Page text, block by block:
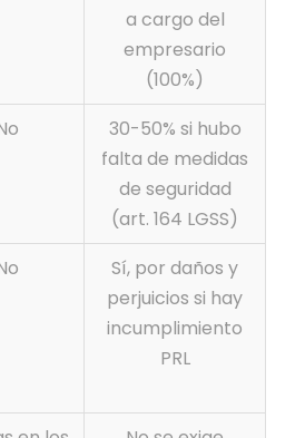
a cargo del
empresario
(100%)
30-50% si hubo
falta de medidas
de seguridad
(art. 164 LGSS)
Sí, por daños y
perjuicios si hay
incumplimiento
PRL